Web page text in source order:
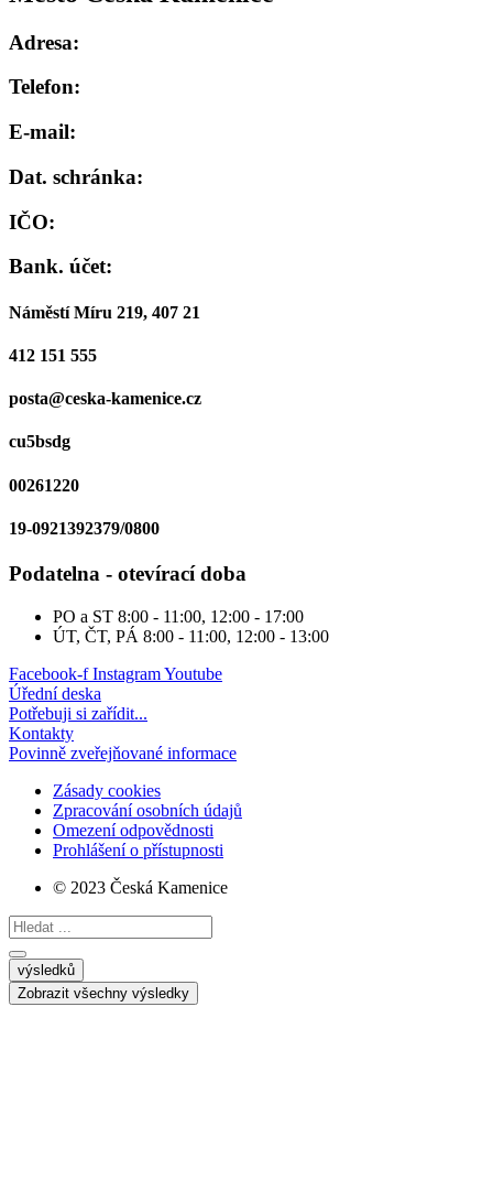
Adresa:
Telefon:
E-mail:
Dat. schránka:
IČO:
Bank. účet:
Náměstí Míru 219, 407 21
412 151 555
posta@ceska-kamenice.cz
cu5bsdg
00261220
19-0921392379/0800
Podatelna - otevírací doba
PO a ST 8:00 - 11:00, 12:00 - 17:00
ÚT, ČT, PÁ 8:00 - 11:00, 12:00 - 13:00
Facebook-f InstagramYoutube
Úřední deska
Potřebuji si zařídit...
Kontakty
Povinně zveřejňované informace
Zásady cookies
Zpracování osobních údajů
Omezení odpovědnosti
Prohlášení o přístupnosti
© 2023 Česká Kamenice
Search
...
výsledků
Zobrazit všechny výsledky